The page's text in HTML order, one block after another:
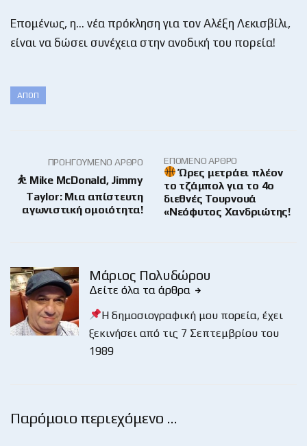
Επομένως, η… νέα πρόκληση για τον Αλέξη Λεκισβίλι,
είναι να δώσει συνέχεια στην ανοδική του πορεία!
ΑΠΟΠ
ΠΡΟΗΓΟΎΜΕΝΟ ΆΡΘΡΟ
⛹️ Mike McDonald, Jimmy
Taylor: Μια απίστευτη
αγωνιστική ομοιότητα!
ΕΠΌΜΕΝΟ ΆΡΘΡΟ
Ώρες μετράει πλέον
το τζάμπολ για το 4ο
διεθνές Τουρνουά
«Νεόφυτος Χανδριώτης!
Μάριος Πολυδώρου
Δείτε όλα τα άρθρα
Η δημοσιογραφική μου πορεία, έχει
ξεκινήσει από τις 7 Σεπτεμβρίου του
1989
Παρόμοιο περιεχόμενο …